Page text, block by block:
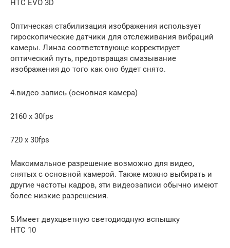
HTC EVO 3D
Оптическая стабилизация изображения использует
гироскопические датчики для отслеживания вибраций
камеры. Линза соответствующе корректирует
оптический путь, предотвращая смазывание
изображения до того как оно будет снято.
4.видео запись (основная камера)
2160 x 30fps
720 x 30fps
Максимальное разрешение возможно для видео,
снятых с основной камерой. Также можно выбирать и
другие частоты кадров, эти видеозаписи обычно имеют
более низкие разрешения.
5.Имеет двухцветную светодиодную вспышку
HTC 10